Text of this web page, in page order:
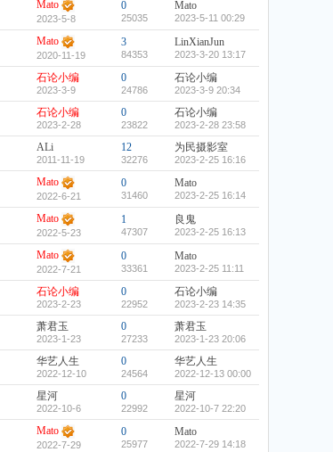
Mato
2023-5-8
0
25035
Mato
2023-5-11 00:29
Mato
2020-11-19
3
84353
LinXianJun
2023-3-20 13:17
石论小编
2023-3-9
0
24786
石论小编
2023-3-9 20:34
石论小编
2023-2-28
0
23822
石论小编
2023-2-28 23:58
ALi
2011-11-19
12
32276
为民摄影室
2023-2-25 16:16
Mato
2022-6-21
0
31460
Mato
2023-2-25 16:14
Mato
2022-5-23
1
47307
良鬼
2023-2-25 16:13
Mato
2022-7-21
0
33361
Mato
2023-2-25 11:11
石论小编
2023-2-23
0
22952
石论小编
2023-2-23 14:35
萧君玉
2023-1-23
0
27233
萧君玉
2023-1-23 20:06
华艺人生
2022-12-10
0
24564
华艺人生
2022-12-13 00:00
星河
2022-10-6
0
22992
星河
2022-10-7 22:20
Mato
2022-7-29
0
25977
Mato
2022-7-29 14:18